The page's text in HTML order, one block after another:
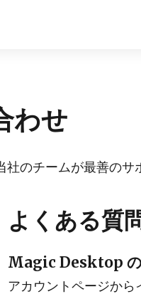
わせ
のチームが最善のサ
よくある質
Magic Desktop の
アカウントページか